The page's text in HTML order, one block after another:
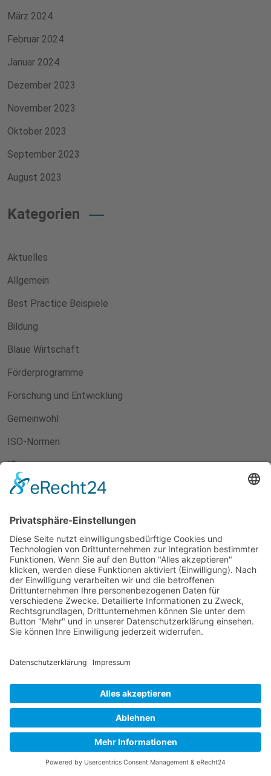
März 2024
Februar 2024
Januar 2024
Dezember 2023
November 2023
Oktober 2023
September 2023
August 2023
Kategorien
Aktuelles
Allgemein
Best Practice Beispiele
Bildung
Blaue Wirtschaft
Förderprogramme
Forschung und Entwicklung
Gemeinwohl
ISO-Normen
IT
Klimaschutz
Mobilität
Nachhaltige Innovationen
Nachhaltigkeit
Start-ups
Umweltschutz